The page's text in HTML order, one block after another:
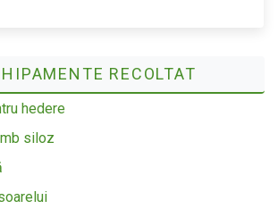
RECOLTAT
hedere
siloz